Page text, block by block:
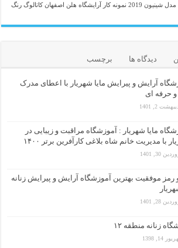
مدل شینیون 2019 نمونه کار آرایشگاه هلن اصفهان کاتالوگ رنگ
دیدگاه ها برچسب
آرایش و پیرایش مایا شهریار با اعطای مدرک
حرفه ای
2, 1401
مایا شهریار : آموزشگاه مراقبت و زیبایی در
با مدیریت خانم شاه بلاغی کارآفرین برتر ۱۴۰۰
30, 1401
رمز موفقیت بهترین آموزشگاه آرایش و پیرایش زنانه
28, 1401
زنانه منطقه ۱۲
14, 1398